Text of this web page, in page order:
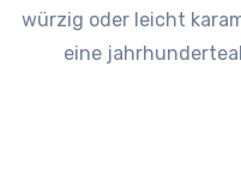
würzig oder leicht
eine